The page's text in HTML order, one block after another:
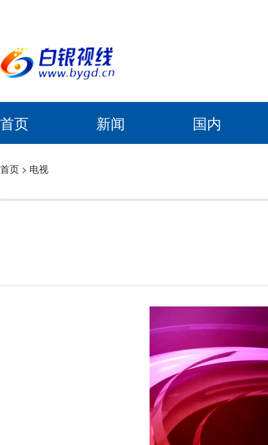
首页 新闻 国内
首页 > 电视